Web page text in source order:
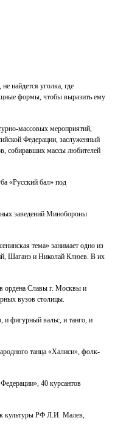
найдется уголка, где
формы, чтобы выразить ему
массовых мероприятий,
Федерации, заслуженный
собиравших массы любителей
«Русский бал» под
заведений Минобороны
тема» занимает одно из
Шаганэ и Николай Клюев. В их
ордена Славы г. Москвы и
вузов столицы.
и фигурный вальс, и танго, и
танца «Халиси», фолк-
40 курсантов
культуры РФ Л.И. Малев,